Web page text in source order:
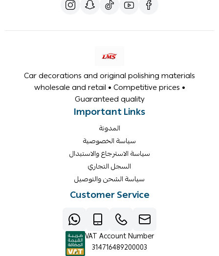
Car decorations and original polishing materials
wholesale and retail • Competitive prices •
Guaranteed quality
Important Links
المدونة
سياسة الخصوصية
سياسة الاسترجاع والاستبدال
السجل التجاري
سياسة الشحن والتوصيل
Customer Service
VAT Account Number
314716489200003